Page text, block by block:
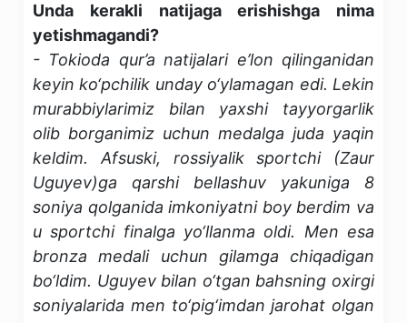
Unda kerakli natijaga erishishga nima
yetishmagandi?
- Tokioda qur’a natijalari e’lon qilinganidan
keyin ko‘pchilik unday o‘ylamagan edi. Lekin
murabbiylarimiz bilan yaxshi tayyorgarlik
olib borganimiz uchun medalga juda yaqin
keldim. Afsuski, rossiyalik sportchi (Zaur
Uguyev)ga qarshi bellashuv yakuniga 8
soniya qolganida imkoniyatni boy berdim va
u sportchi finalga yo‘llanma oldi. Men esa
bronza medali uchun gilamga chiqadigan
bo‘ldim. Uguyev bilan o‘tgan bahsning oxirgi
soniyalarida men to‘pig‘imdan jarohat olgan